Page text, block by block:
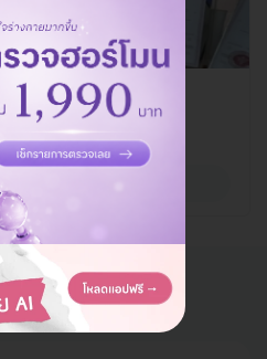
บงคอก คลินิกเวชกรรม)
ทพมหานคร 10900
ละเอียด
HIFU